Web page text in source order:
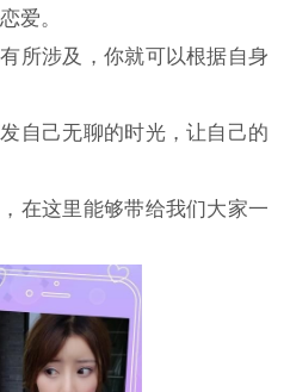
爱。
所涉及，你就可以根据自身
自己无聊的时光，让自己的
在这里能够带给我们大家一